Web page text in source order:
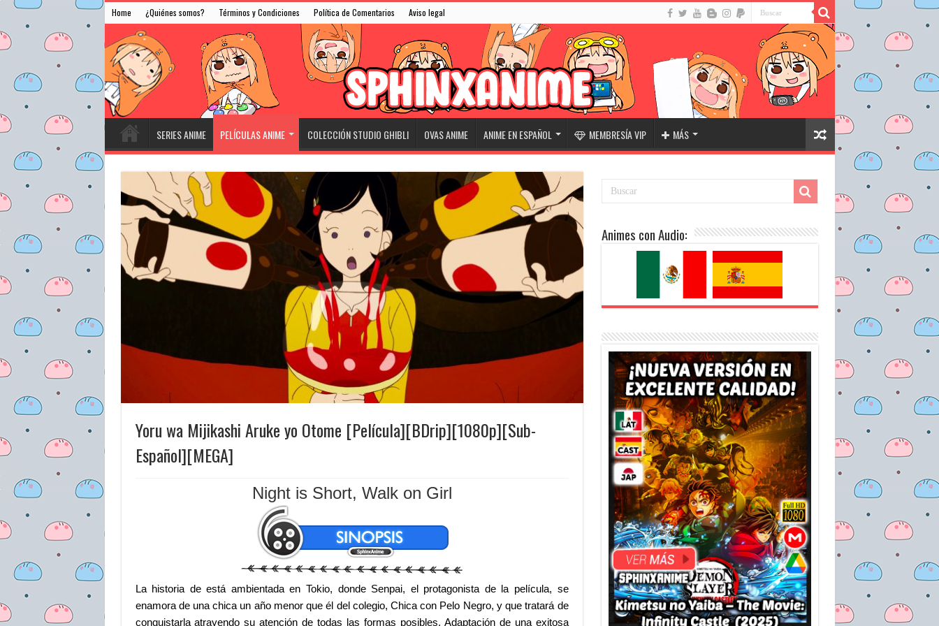
Home ¿Quiénes somos? Términos y Condiciones Política de Comentarios Aviso legal
SERIES ANIME PELÍCULAS ANIME COLECCIÓN STUDIO GHIBLI OVAS ANIME ANIME EN ESPAÑOL MEMBRESÍA VIP MÁS
Yoru wa Mijikashi Aruke yo Otome [Película][BDrip][1080p][Sub-
Español][MEGA]
Night is Short, Walk on Girl
La historia de está ambientada en Tokio, donde Senpai, el protagonista de la película, se
enamora de una chica un año menor que él del colegio, Chica con Pelo Negro, y que tratará de
conquistarla atrayendo su atención de todas las formas posibles. Adaptación de una exitosa
Animes con Audio: